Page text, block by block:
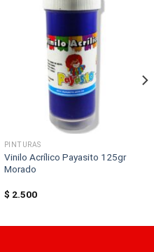
PINTURAS
Vinilo Acrílico Payasito 125gr
Morado
$ 2.500